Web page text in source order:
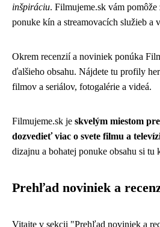
inšpiráciu. Filmujeme.sk vám
ponuke kín a streamovacích služieb a
Okrem recenzií a noviniek ponúka
ďalšieho obsahu. Nájdete tu profily
filmov a seriálov, fotogalérie a videá.
Filmujeme.sk je skvelým miestom
dozvedieť viac o svete filmu a
dizajnu a bohatej ponuke obsahu si tu
Prehľad noviniek a
Vitajte v sekcii "Prehľad noviniek a